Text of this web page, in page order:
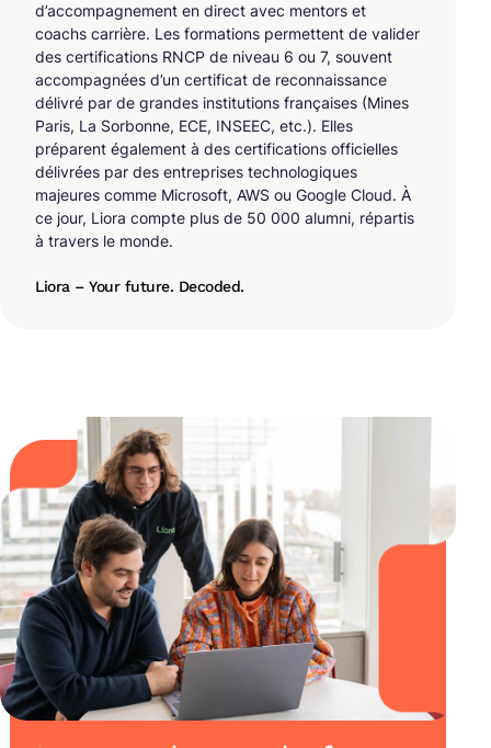
d’accompagnement en direct avec mentors et
coachs carrière. Les formations permettent de valider
des certifications RNCP de niveau 6 ou 7, souvent
accompagnées d’un certificat de reconnaissance
délivré par de grandes institutions françaises (Mines
Paris, La Sorbonne, ECE, INSEEC, etc.). Elles
préparent également à des certifications officielles
délivrées par des entreprises technologiques
majeures comme Microsoft, AWS ou Google Cloud. À
ce jour, Liora compte plus de 50 000 alumni, répartis
à travers le monde.
Liora – Your future. Decoded.